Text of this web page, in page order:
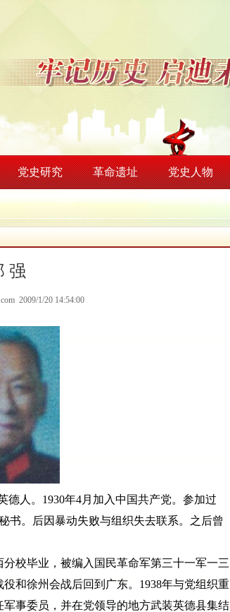
党史研究 革命遗址 党史人物
强
2009/1/20 14:54:00
人。1930年4月加入中国共产党。参加过
书。后因暴动失败与组织失去联系。之后曾
校毕业，被编入国民革命军第三十一军一三
和徐州会战后回到广东。1938年与党组织重
事委员，并在党领导的地方武装英德县集结